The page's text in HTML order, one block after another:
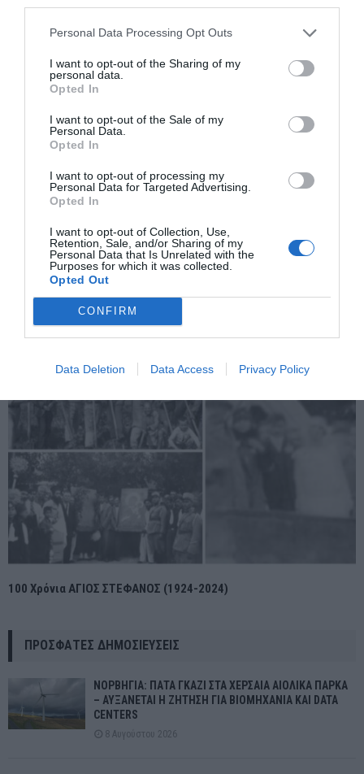
Personal Data Processing Opt Outs
I want to opt-out of the Sharing of my
personal data.
Opted In
I want to opt-out of the Sale of my
Personal Data.
Opted In
I want to opt-out of processing my
Personal Data for Targeted Advertising.
Opted In
I want to opt-out of Collection, Use,
Retention, Sale, and/or Sharing of my
Personal Data that Is Unrelated with the
Purposes for which it was collected.
Opted Out
CONFIRM
Data Deletion Data Access Privacy Policy
Αυτή είναι η πιο βαρετή πόλη του κόσμου – Βρίσκεται σε
επίπεδο τίποτα
100 Χρόνια ΑΓΙΟΣ ΣΤΕΦΑΝΟΣ (1924-2024)
ΠΡΌΣΦΑΤΕΣ ΔΗΜΟΣΙΕΎΣΕΙΣ
ΝΟΡΒΗΓΙΑ: ΠΑΤΑ ΓΚΑΖΙ ΣΤΑ ΧΕΡΣΑΙΑ ΑΙΟΛΙΚΑ ΠΑΡΚΑ
– ΑΥΞΑΝΕΤΑΙ Η ΖΗΤΗΣΗ ΓΙΑ ΒΙΟΜΗΧΑΝΙΑ ΚΑΙ DATA
CENTERS
8 Αυγούστου 2026